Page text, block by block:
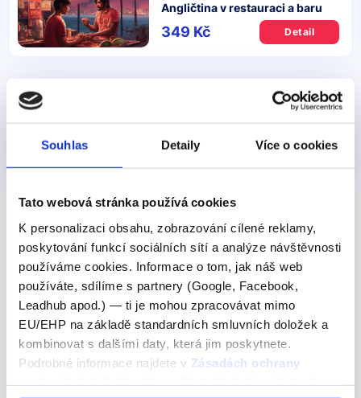
Souhlas Detaily Více o cookies
Tato webová stránka používá cookies
K personalizaci obsahu, zobrazování cílené reklamy,
poskytování funkcí sociálních sítí a analýze návštěvnosti
používáme cookies. Informace o tom, jak náš web
používáte, sdílíme s partnery (Google, Facebook,
Leadhub apod.) — ti je mohou zpracovávat mimo
EU/EHP na základě standardních smluvních doložek a
kombinovat s dalšími daty, která jim poskytnete.
Podrobné informace najdete v Zásadách ochrany
Angličtina v restauraci a baru
349 Kč Detail
Festivals and traditions
100 Kč Detail
Chcete ovládnout angličtinu snadno a efektivně, ať už
sedíte doma nebo cestujete? Připojte se k
našim individuálním kurzům angličtinynebo si
zakupte našeanglické videokurzy, které jsou
navrženy tak, aby vyhovovaly právě vašim potřebám a
stylu učení. Nabízíme také anglické manuály